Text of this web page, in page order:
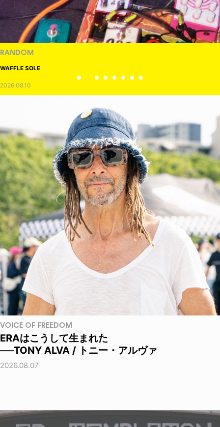
RANDOM
WAFFLE SOLE
2026.08.10
VOICE OF FREEDOM
ERAはこうして生まれた
──TONY ALVA / トニー・アルヴァ
2026.08.07